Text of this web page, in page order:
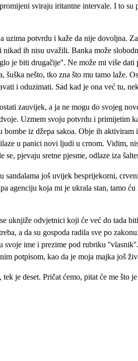
sviraju iritantne intervale. I to
uzima potvrdu i kaže da nije dovoljna.
nikad ih nisu uvažili. Banka može
je biti drugačije''. Ne može mi više
nešto, tko zna što mu tamo
i oduzimati. Sad kad je ona već tu,
zauvijek, a ja ne mogu do svojeg
Uzmem svoju potvrdu i primijetim
iz džepa sakoa. Obje ih
u panici novi ljudi u crnom. Vidim,
pjevaju sretne pjesme, odlaze iza
sandalama još uvijek besprijekorni,
agenciju koja mi je ukrala stan, tamo
uknjiže odvjetnici koji će već do tada
a da su gospoda radila sve po
svoje ime i prezime pod rubriku
potpisom, kao da je moja majka još
je deset. Pričat ćemo, pitat će me što